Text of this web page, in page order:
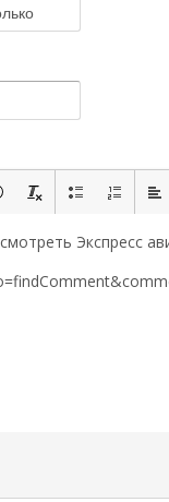
Экспресс